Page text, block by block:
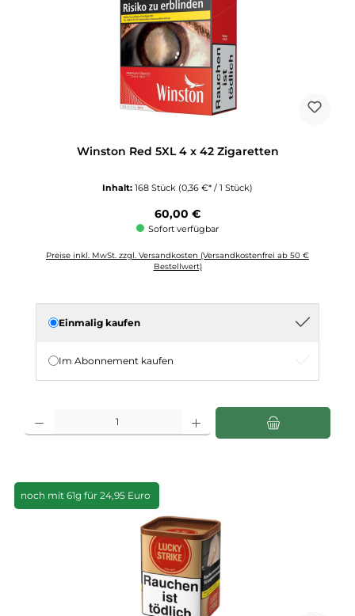
Winston Red 5XL 4 x 42 Zigaretten
Inhalt: 168 Stück (0,36 €* / 1 Stück)
Regulärer Preis:
60,00 €
Sofort verfügbar
Preise inkl. MwSt. zzgl. Versandkosten (Versandkostenfrei ab 50 €
Bestellwert)
Einmalig kaufen
Im Abonnement kaufen
Produkt Anzahl: Gib den gewünschten Wert ein oder benutze die Schaltflächen
noch mit 61g für 24,95 Euro